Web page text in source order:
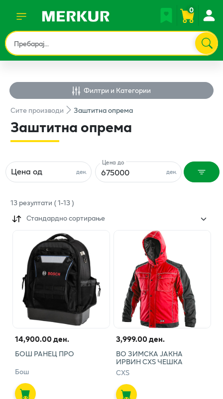
0
Филтри и Категории
Ситепроизводи Заштитна опрема
Заштитна опрема
ден.
Цена од ден.
Цена до
13резултати (1-13)
Стандардно сортирање
14,900.00 ден.
БОШ РАНЕЦ ПРО
Бош
3,999.00 ден.
ВО ЗИМСКА ЈАКНА
ИРВИН CXS ЧЕШКА
CXS